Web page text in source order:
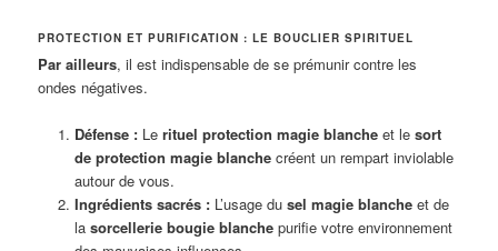
PROTECTION ET PURIFICATION : LE BOUCLIER SPIRITUEL
Par ailleurs, il est indispensable de se prémunir contre les
ondes négatives.
Défense :Le rituel protection magie blancheet le sort
de protection magie blanchecréent un rempart inviolable
autour de vous.
Ingrédients sacrés :L’usage du sel magie blancheet de
la sorcellerie bougie blanchepurifie votre environnement